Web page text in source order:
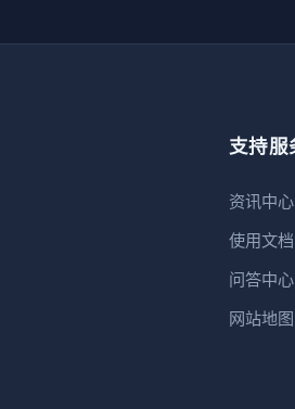
支持服
资讯中心
使用文档
问答中心
网站地图